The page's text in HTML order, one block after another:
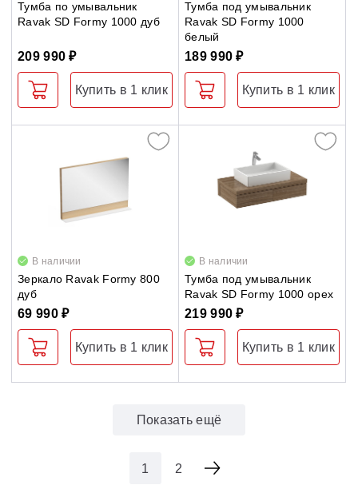
Тумба по умывальник
Ravak SD Formy 1000 дуб
209 990 ₽
Купить в 1 клик
Тумба под умывальник
Ravak SD Formy 1000
белый
189 990 ₽
Купить в 1 клик
В наличии
Зеркало Ravak Formy 800
дуб
69 990 ₽
Купить в 1 клик
В наличии
Тумба под умывальник
Ravak SD Formy 1000 орех
219 990 ₽
Купить в 1 клик
Показать ещё
1 2